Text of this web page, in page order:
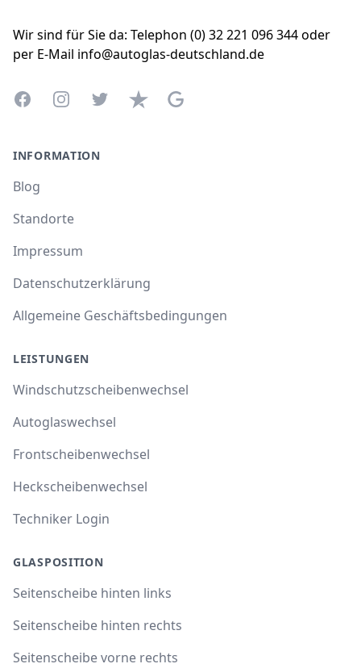
Wir sind für Sie da: Telephon (0) 32 221 096 344 oder
per E-Mail info@autoglas-deutschland.de
FacebookInstagramTwitterTrustpilotGoogle Business Profile
INFORMATION
Blog
Standorte
Impressum
Datenschutzerklärung
Allgemeine Geschäftsbedingungen
LEISTUNGEN
Windschutzscheibenwechsel
Autoglaswechsel
Frontscheibenwechsel
Heckscheibenwechsel
Techniker Login
GLASPOSITION
Seitenscheibe hinten links
Seitenscheibe hinten rechts
Seitenscheibe vorne rechts